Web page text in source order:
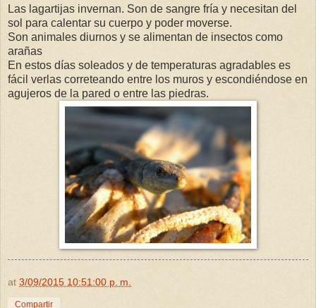
Las lagartijas invernan. Son de sangre fría y necesitan del
sol para calentar su cuerpo y poder moverse.
Son animales diurnos y se alimentan de insectos como
arañas
En estos días soleados y de temperaturas agradables es
fácil verlas correteando entre los muros y escondiéndose en
agujeros de la pared o entre las piedras.
at 3/09/2015 10:51:00 p. m.
Compartir